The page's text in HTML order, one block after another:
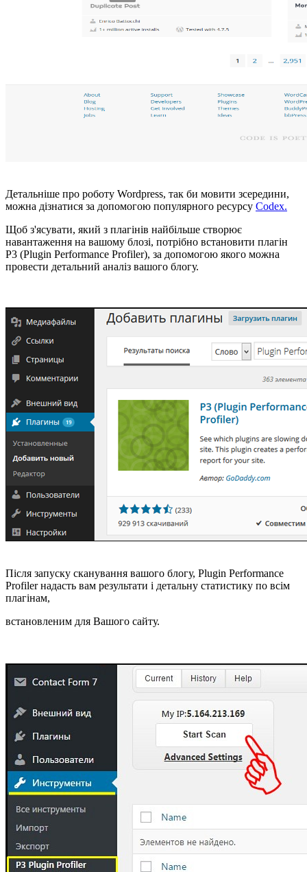
Детальніше про роботу Wordpress, так би мовити зсередини,
можна дізнатися за допомогою популярного ресурсу Codex.
Щоб з'ясувати, який з плагінів найбільше створює
навантаження на вашому блозі, потрібно встановити плагін
P3 (Plugin Performance Profiler), за допомогою якого можна
провести детальний аналіз вашого блогу.
Після запуску сканування вашого блогу, Plugin Performance
Profiler надасть вам результати і детальну статистику по всім
плагінам,
встановленим для Вашого сайту.